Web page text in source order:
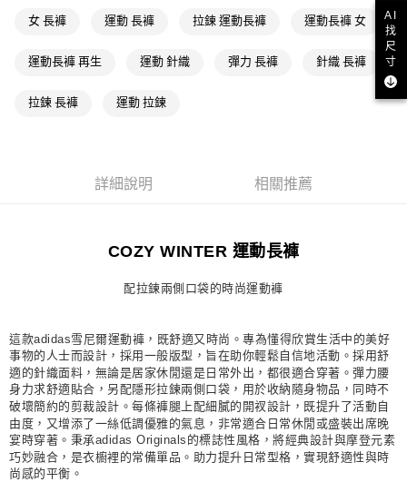
萊爾富取貨付款
付款後萊爾富取貨
每筆NT$80，滿NT$1,500(含以上)免運費
付款後7-11取貨
女 長褲 運動 長褲 拉鍊 運動長褲 運動長褲 女
運動長褲 再生 運動 針織 彈力 長褲 針織 長褲
拉鍊 長褲 運動 拉鍊
詳細說明 相關推薦
COZY WINTER 運動長褲
配拉鍊兩側口袋的時尚運動褲
這款adidas雪尼爾運動褲，既舒適又時尚。專為懂得欣賞生活中的美好
事物的人士而設計，採用一般版型，旨在助你輕鬆自信地活動。採用舒
適的針織面料，無論是居家休閒還是日常外出，都很適合穿著。彈力腰
身力求舒適貼合，另配隱形拉鍊兩側口袋，用於收納隨身物品，同時不
破壞簡約的剪裁設計。每條褲腿上配細膩的開衩設計，既提升了活動自
由度，又增添了一絲低調優雅的氣息，非常適合日常休閒或盛裝出席晚
宴時穿著。秉承adidas Originals的標誌性風格，將經典設計與摩登元素
巧妙融合，是衣櫥裡的常備單品。助力提升日常型格，實現舒適性與時
尚感的平衡。
AI
找
尺
寸